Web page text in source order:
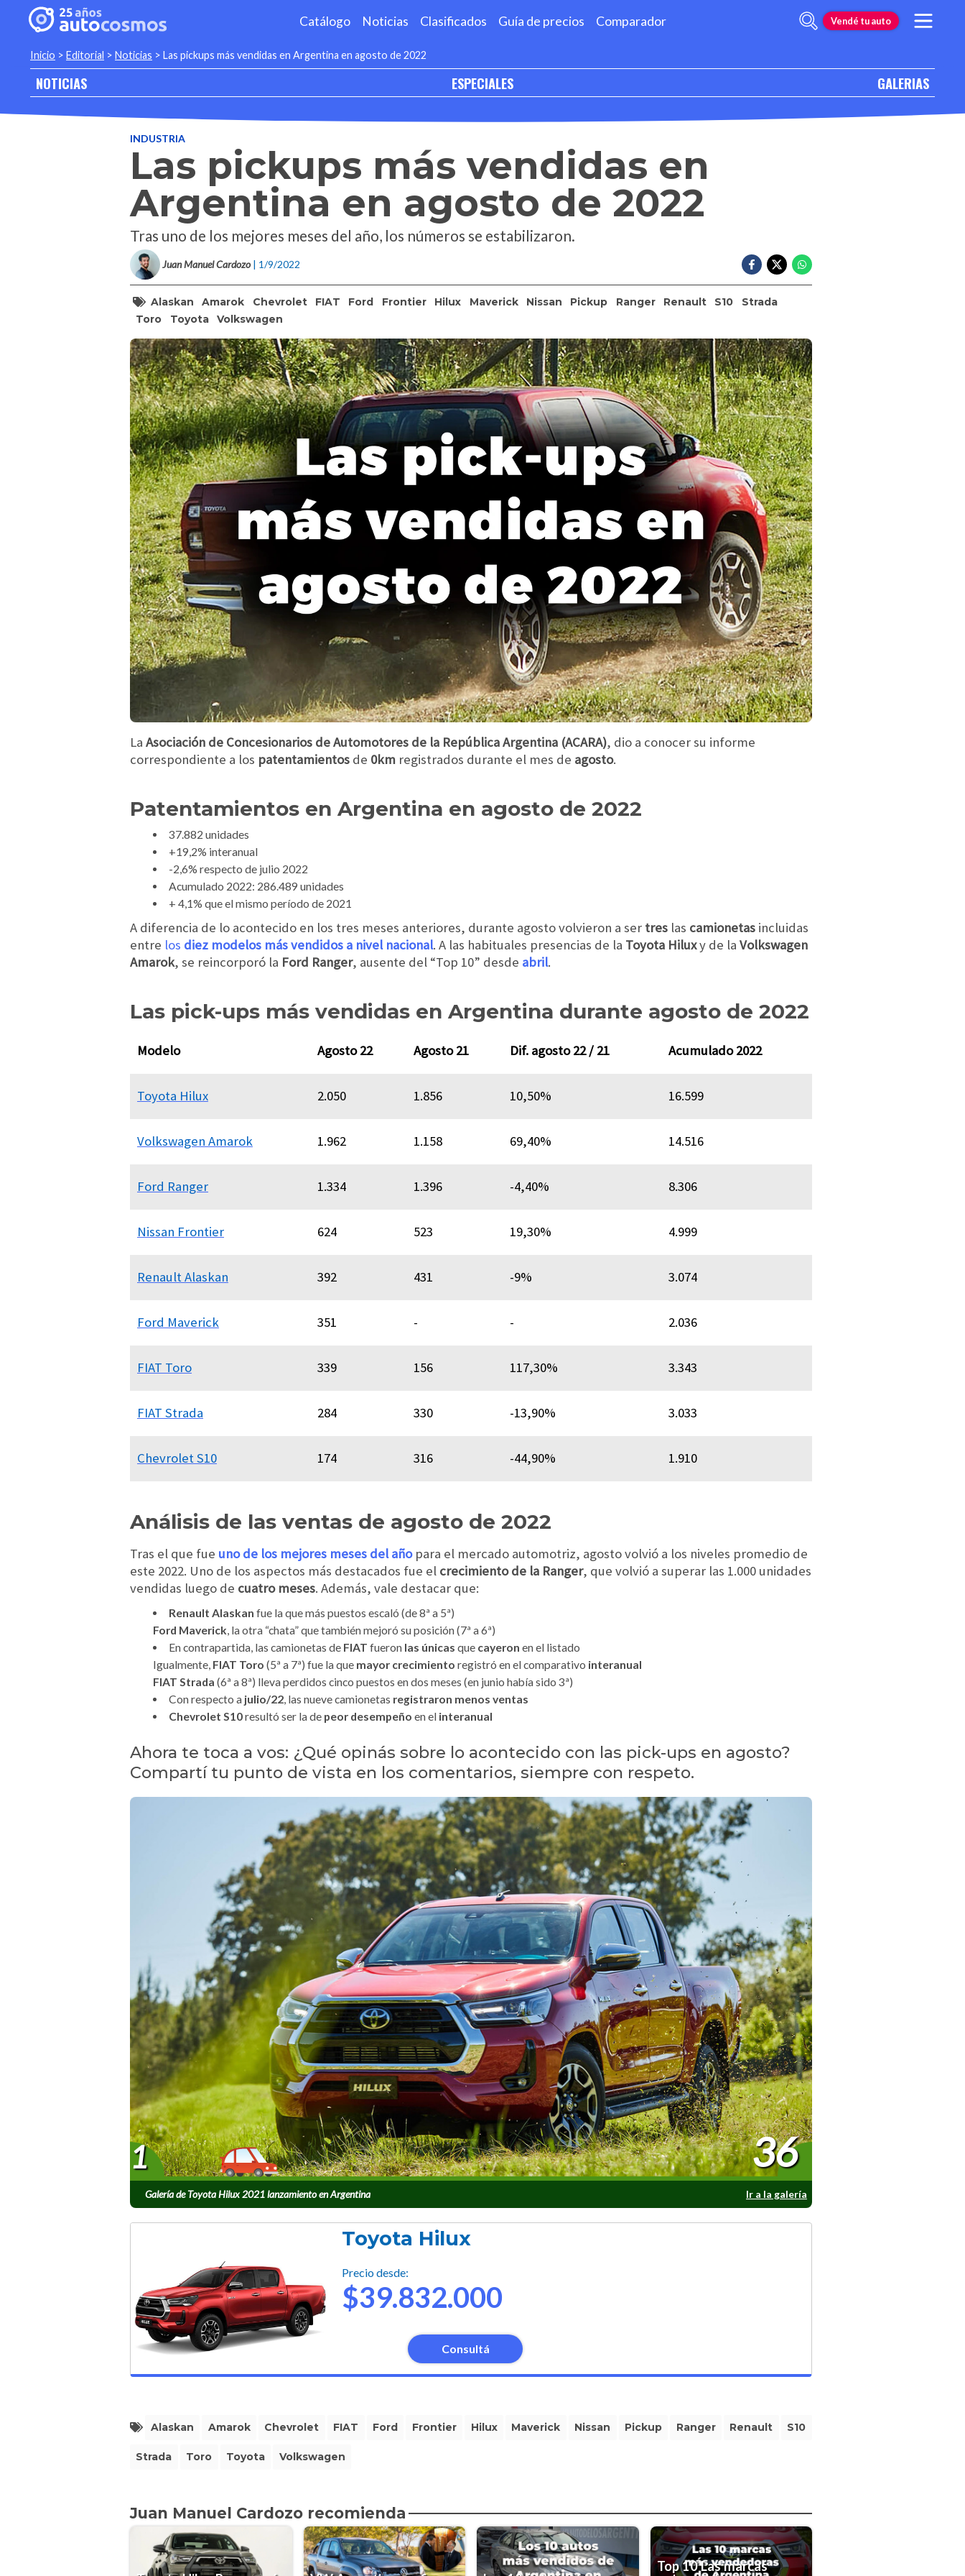
Catálogo Noticias Clasificados Guía de precios Comparador Vendé tu auto
Inicio > Editorial > Noticias > Las pickups más vendidas en Argentina en agosto de 2022
NOTICIAS ESPECIALES GALERIAS
INDUSTRIA
Las pickups más vendidas en
Argentina en agosto de 2022
Tras uno de los mejores meses del año, los números se estabilizaron.
Juan Manuel Cardozo | 1/9/2022
Alaskan Amarok Chevrolet FIAT Ford Frontier Hilux Maverick Nissan Pickup Ranger Renault S10
Strada
Toro
Toyota Volkswagen
La Asociación de Concesionarios de Automotores de la República Argentina (ACARA), dio a conocer su informe
correspondiente a los patentamientos de 0km registrados durante el mes de agosto.
Patentamientos en Argentina en agosto de 2022
37.882 unidades
+19,2% interanual
-2,6% respecto de julio 2022
Acumulado 2022: 286.489 unidades
+ 4,1% que el mismo período de 2021
A diferencia de lo acontecido en los tres meses anteriores, durante agosto volvieron a ser tres las camionetas incluidas
entre los diez modelos más vendidos a nivel nacional. A las habituales presencias de la Toyota Hiluxy de la Volkswagen
Amarok, se reincorporó la Ford Ranger, ausente del “Top 10” desde abril.
Las pick-ups más vendidas en Argentina durante agosto de 2022
Modelo Agosto 22 Agosto 21 Dif. agosto 22 / 21 Acumulado 2022
Toyota Hilux 2.050 1.856 10,50% 16.599
Volkswagen Amarok 1.962 1.158 69,40% 14.516
Ford Ranger 1.334 1.396 -4,40% 8.306
Nissan Frontier 624 523 19,30% 4.999
Renault Alaskan 392 431 -9% 3.074
Ford Maverick 351 - - 2.036
FIAT Toro 339 156 117,30% 3.343
FIAT Strada 284 330 -13,90% 3.033
Chevrolet S10 174 316 -44,90% 1.910
Análisis de las ventas de agosto de 2022
Tras el que fue uno de los mejores meses del añopara el mercado automotriz, agosto volvió a los niveles promedio de
este 2022. Uno de los aspectos más destacados fue el crecimiento de la Ranger, que volvió a superar las 1.000 unidades
vendidas luego de cuatro meses. Además, vale destacar que:
Renault Alaskan fue la que más puestos escaló (de 8ª a 5ª)
Ford Maverick, la otra “chata” que también mejoró su posición (7ª a 6ª)
En contrapartida, las camionetas de FIAT fueron las únicas que cayeron en el listado
Igualmente, FIAT Toro (5ª a 7ª) fue la que mayor crecimiento registró en el comparativo interanual
FIAT Strada (6ª a 8ª) lleva perdidos cinco puestos en dos meses (en junio había sido 3ª)
Con respecto a julio/22, las nueve camionetas registraron menos ventas
Chevrolet S10resultó ser la de peor desempeño en el interanual
Ahora te toca a vos: ¿Qué opinás sobre lo acontecido con las pick-ups en agosto?
Compartí tu punto de vista en los comentarios, siempre con respeto.
Galería de Toyota Hilux 2021 lanzamiento en Argentina Ir a la galería
1 36
Toyota Hilux
Precio desde:
$39.832.000
Consultá
Alaskan Amarok Chevrolet FIAT Ford Frontier Hilux Maverick Nissan Pickup Ranger Renault S10
Strada Toro Toyota Volkswagen
Juan Manuel Cardozo recomienda
Top 10 Las marcas